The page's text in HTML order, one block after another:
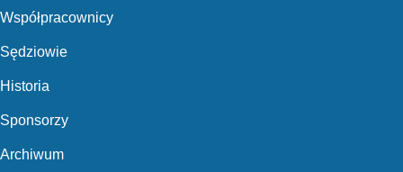
Współpracownicy
Sędziowie
Historia
Sponsorzy
Archiwum